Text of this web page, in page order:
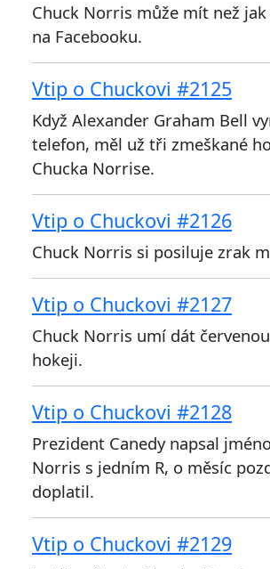
Chuck Norris může mít než
na Facebooku.
Vtip o Chuckovi #2125
Když Alexander Graham Bell
telefon, měl už tři zmeškané
Chucka Norrise.
Vtip o Chuckovi #2126
Chuck Norris si posiluje zrak
Vtip o Chuckovi #2127
Chuck Norris umí dát
hokeji.
Vtip o Chuckovi #2128
Prezident Canedy napsal
Norris s jedním R, o měsíc
doplatil.
Vtip o Chuckovi #2129